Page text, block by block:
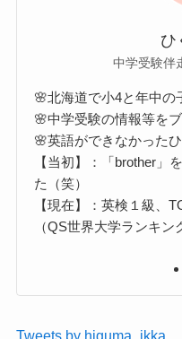
ひ
中学受験伴
🌸北海道で小4と年中の
🌸中学受験の情報等を
🌸英語ができなかった
【当初】：「brother」
た（笑）
【現在】：英検１級、
（QS世界大学ランキン
Tweets by higuma_ikka